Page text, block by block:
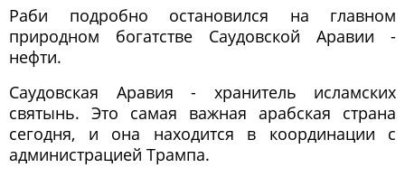
Раби подробно остановился на главном
природном богатстве Саудовской Аравии -
нефти.
Саудовская Аравия - хранитель исламских
святынь. Это самая важная арабская страна
сегодня, и она находится в координации с
администрацией Трампа.